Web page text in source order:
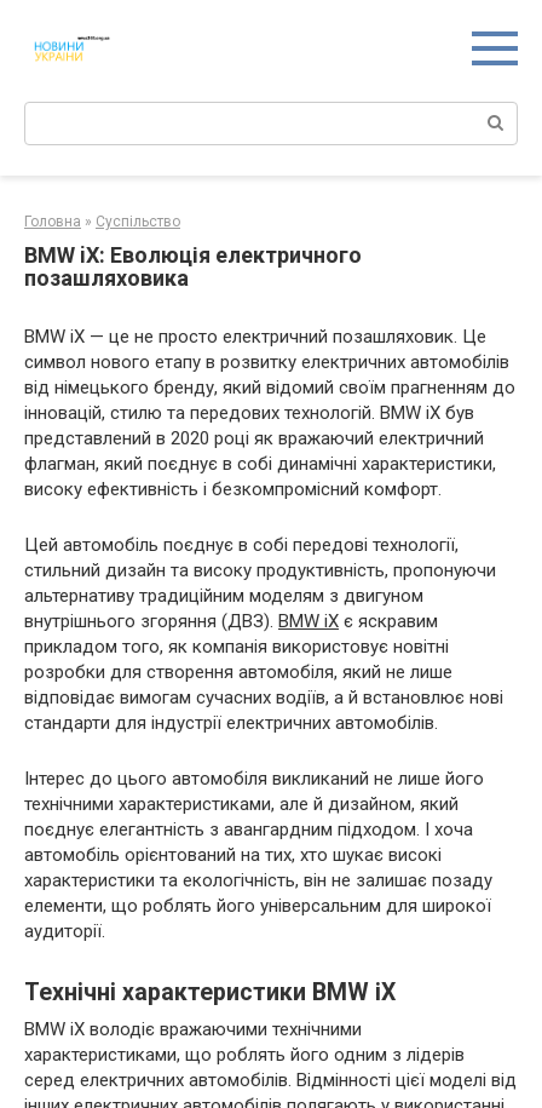
контенту
Поиск:
Головна » Суспільство
BMW iX: Еволюція електричного
позашляховика
BMW iX — це не просто електричний позашляховик. Це
символ нового етапу в розвитку електричних автомобілів
від німецького бренду, який відомий своїм прагненням до
інновацій, стилю та передових технологій. BMW iX був
представлений в 2020 році як вражаючий електричний
флагман, який поєднує в собі динамічні характеристики,
високу ефективність і безкомпромісний комфорт.
Цей автомобіль поєднує в собі передові технології,
стильний дизайн та високу продуктивність, пропонуючи
альтернативу традиційним моделям з двигуном
внутрішнього згоряння (ДВЗ). BMW iX є яскравим
прикладом того, як компанія використовує новітні
розробки для створення автомобіля, який не лише
відповідає вимогам сучасних водіїв, а й встановлює нові
стандарти для індустрії електричних автомобілів.
Інтерес до цього автомобіля викликаний не лише його
технічними характеристиками, але й дизайном, який
поєднує елегантність з авангардним підходом. І хоча
автомобіль орієнтований на тих, хто шукає високі
характеристики та екологічність, він не залишає позаду
елементи, що роблять його універсальним для широкої
аудиторії.
Технічні характеристики BMW iX
BMW iX володіє вражаючими технічними
характеристиками, що роблять його одним з лідерів
серед електричних автомобілів. Відмінності цієї моделі від